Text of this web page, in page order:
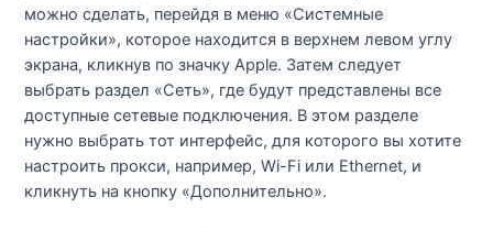
можно сделать, перейдя в меню «Системные
настройки», которое находится в верхнем левом углу
экрана, кликнув по значку Apple. Затем следует
выбрать раздел «Сеть», где будут представлены все
доступные сетевые подключения. В этом разделе
нужно выбрать тот интерфейс, для которого вы хотите
настроить прокси, например, Wi-Fi или Ethernet, и
кликнуть на кнопку «Дополнительно».